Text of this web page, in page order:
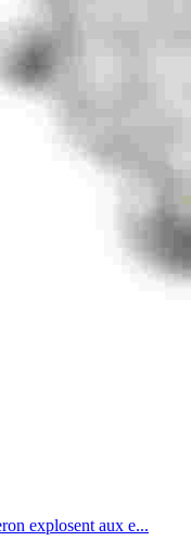
explosent aux e...